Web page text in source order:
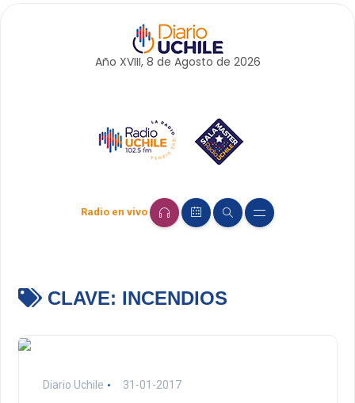
Año XVIII, 8 de Agosto de 2026
Radio en vivo
CLAVE: INCENDIOS
Diario Uchile 31-01-2017